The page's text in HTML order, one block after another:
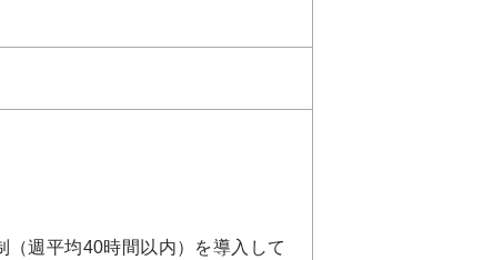
週平均40時間以内）を導入して